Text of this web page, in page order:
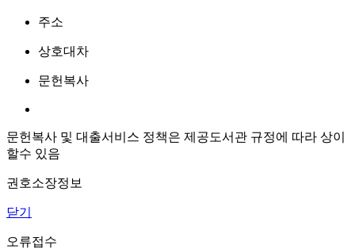
주소
상호대차
문헌복사
문헌복사 및 대출서비스 정책은 제공도서관 규정에 따라 상이
할수 있음
권호소장정보
닫기
오류접수